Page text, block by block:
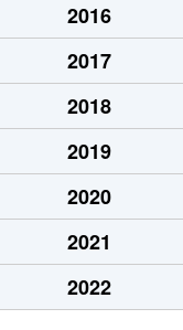
2016
2017
2018
2019
2020
2021
2022